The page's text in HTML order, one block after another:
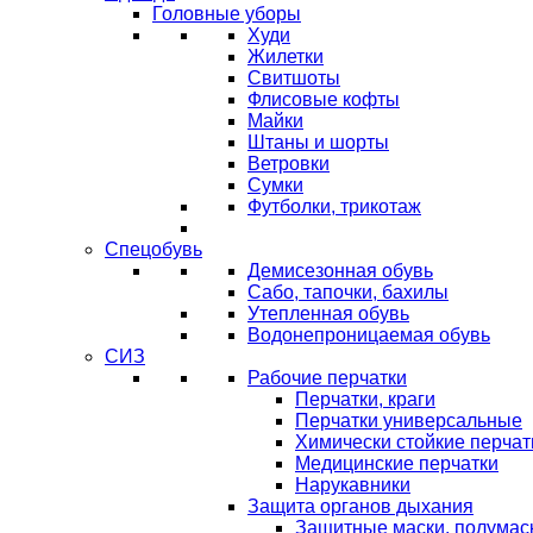
Головные уборы
Худи
Жилетки
Свитшоты
Флисовые кофты
Майки
Штаны и шорты
Ветровки
Сумки
Футболки, трикотаж
Спецобувь
Демисезонная обувь
Сабо, тапочки, бахилы
Утепленная обувь
Водонепроницаемая обувь
СИЗ
Рабочие перчатки
Перчатки, краги
Перчатки универсальные
Химически стойкие
Медицинские перчатки
Нарукавники
Защита органов дыхания
Защитные маски,